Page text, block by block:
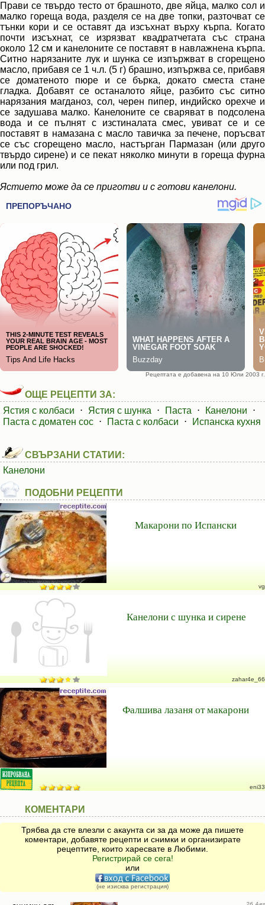
Прави се твърдо тесто от брашното, две яйца, малко сол и
малко гореща вода, разделя се на две топки, разточват се
тънки кори и се оставят да изсъхнат върху кърпа. Когато
почти изсъхнат, се изрязват квадратчетата със страна
около 12 см и канелоните се поставят в навлажнена кърпа.
Ситно нарязаните лук и шунка се изпържват в сгорещено
масло, прибавя се 1 ч.л. (5 г) брашно, изпържва се, прибавя
се доматеното пюре и се бърка, докато сместа стане
гладка. Добавят се останалото яйце, разбито със ситно
нарязания магданоз, сол, черен пипер, индийско орехче и
се задушава малко. Канелоните се сваряват в подсолена
вода и се пълнят с изстиналата смес, увиват се и се
поставят в намазана с масло тавичка за печене, поръсват
се със сгорещено масло, настърган Пармазан (или друго
твърдо сирене) и се пекат няколко минути в гореща фурна
или под грил.
Ястието може да се приготви и с готови канелони.
Рецептата е добавена на 10 Юли 2003 г.
ОЩЕ РЕЦЕПТИ ЗА:
Ястия с колбаси
⋅ Ястия с шунка ⋅ Паста ⋅ Канелони
⋅
Паста с доматен сос ⋅ Паста с колбаси ⋅ Испанска кухня
СВЪРЗАНИ СТАТИИ:
Канелони
ПОДОБНИ РЕЦЕПТИ
Макарони по Испански
vg
Канелони с шунка и сирене
zahar4e_66
Фалшива лазаня от макарони
eni33
КОМЕНТАРИ
Трябва да сте влезли с акаунта си за да може да пишете
коментари, добавяте рецепти и снимки и организирате
рецептите, които харесвате в Любими.
Регистрирай се сега!
или
(не изисква регистрация)